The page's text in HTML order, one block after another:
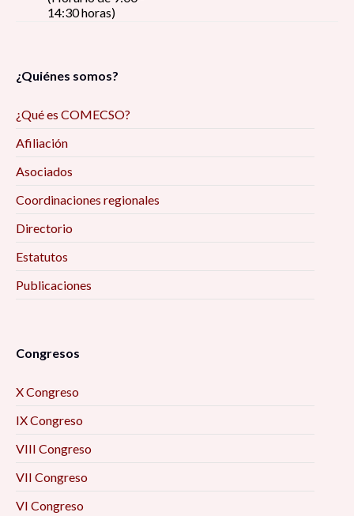
Contexto social del Juvenicidio: Entre la
Emociones y política contenciosa I, 10:00 am
1er Coloquio Internacional para Jóvenes
Torreón, Coahuila, 10:00 am
La protección ambiental y los desafíos
económicos en la agenda pública de Jalisco,
10:00 am
14:30 horas)
¿Quiénes somos?
¿Qué es COMECSO?
Afiliación
Asociados
Coordinaciones regionales
Directorio
Estatutos
Publicaciones
Congresos
X Congreso
IX Congreso
VIII Congreso
VII Congreso
VI Congreso